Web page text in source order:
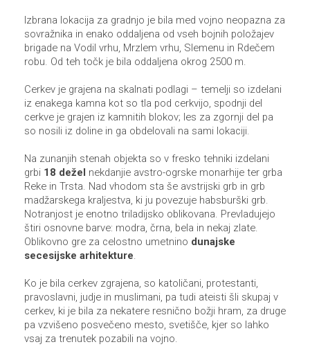
Izbrana lokacija za gradnjo je bila med vojno neopazna za
sovražnika in enako oddaljena od vseh bojnih položajev
brigade na Vodil vrhu, Mrzlem vrhu, Slemenu in Rdečem
robu. Od teh točk je bila oddaljena okrog 2500 m.
Cerkev je grajena na skalnati podlagi – temelji so izdelani
iz enakega kamna kot so tla pod cerkvijo, spodnji del
cerkve je grajen iz kamnitih blokov; les za zgornji del pa
so nosili iz doline in ga obdelovali na sami lokaciji.
Na zunanjih stenah objekta so v fresko tehniki izdelani
grbi 18 dežel nekdanjie avstro-ogrske monarhije ter grba
Reke in Trsta. Nad vhodom sta še avstrijski grb in grb
madžarskega kraljestva, ki ju povezuje habsburški grb.
Notranjost je enotno triladijsko oblikovana. Prevladujejo
štiri osnovne barve: modra, črna, bela in nekaj zlate.
Oblikovno gre za celostno umetnino dunajske
secesijske arhitekture.
Ko je bila cerkev zgrajena, so katoličani, protestanti,
pravoslavni, judje in muslimani, pa tudi ateisti šli skupaj v
cerkev, ki je bila za nekatere resnično božji hram, za druge
pa vzvišeno posvečeno mesto, svetišče, kjer so lahko
vsaj za trenutek pozabili na vojno.